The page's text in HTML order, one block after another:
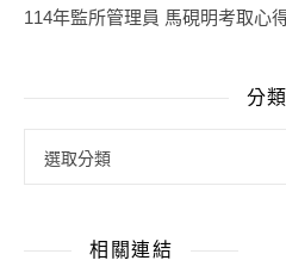
114年監所管理員 馬硯明考取心
分類
相關連結